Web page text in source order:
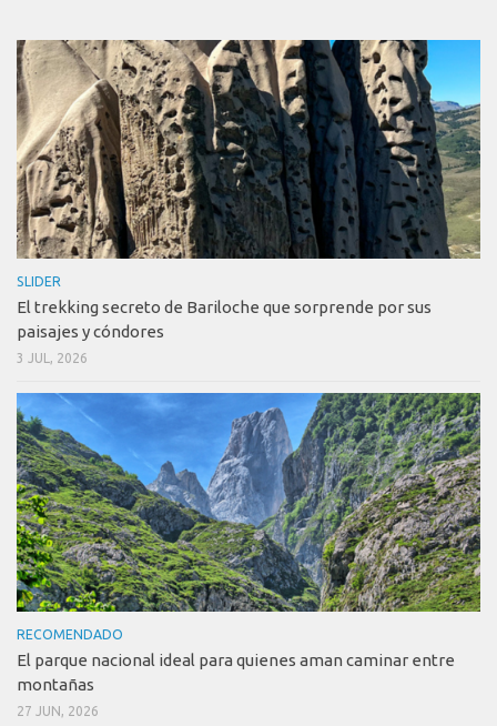
SLIDER
El trekking secreto de Bariloche que sorprende por sus
paisajes y cóndores
3 JUL, 2026
RECOMENDADO
El parque nacional ideal para quienes aman caminar entre
montañas
27 JUN, 2026